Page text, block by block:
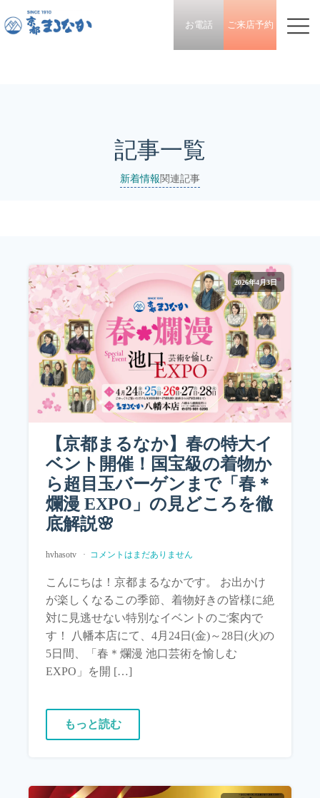
お電話 ご来店予約
記事一覧
新着情報関連記事
2026年4月3日
【京都まるなか】春の特大イ
ベント開催！国宝級の着物か
ら超目玉バーゲンまで「春＊
爛漫 EXPO」の見どころを徹
底解説🌸
hvhasotv コメントはまだありません
こんにちは！京都まるなかです。 お出かけ
が楽しくなるこの季節、着物好きの皆様に絶
対に見逃せない特別なイベントのご案内で
す！ 八幡本店にて、4月24日(金)～28日(火)の
5日間、「春＊爛漫 池口芸術を愉しむ
EXPO」を開 […]
もっと読む